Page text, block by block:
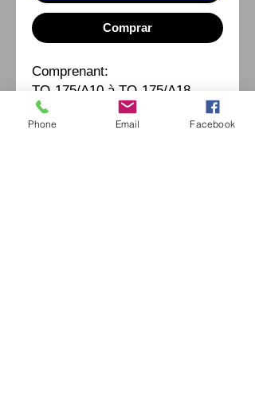
Comprar
Comprenant:
TO-175/A10 à TO-175/A18
Phone Email Facebook